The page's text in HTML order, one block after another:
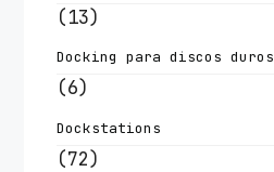
(13)
Docking para discos duros
(6)
Dockstations
(72)